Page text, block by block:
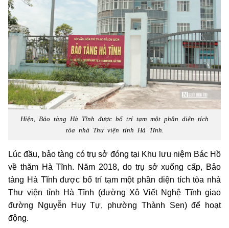
Hiện, Bảo tàng Hà Tĩnh được bố trí tạm một phần diện tích
tòa nhà Thư viện tỉnh Hà Tĩnh.
Lúc đầu, bảo tàng có trụ sở đóng tại Khu lưu niệm Bác Hồ
về thăm Hà Tĩnh. Năm 2018, do trụ sở xuống cấp, Bảo
tàng Hà Tĩnh được bố trí tạm một phần diện tích tòa nhà
Thư viện tỉnh Hà Tĩnh (đường Xô Viết Nghệ Tĩnh giao
đường Nguyễn Huy Tự, phường Thành Sen) để hoạt
động.